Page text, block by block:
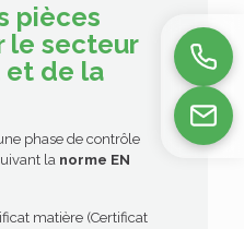
pièces
le secteur
de la
phase de contrôle
la norme EN
matière (Certificat